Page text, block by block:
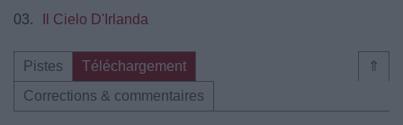
03.
Il Cielo D'Irlanda
⇑
Pistes
Téléchargement
Corrections & commentaires